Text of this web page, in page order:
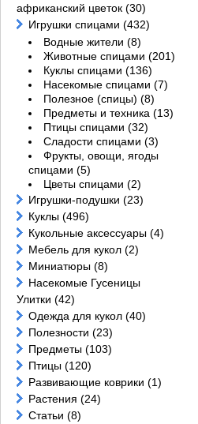
африканский цветок (30)
Игрушки спицами (432)
Водные жители (8)
Животные спицами (201)
Куклы спицами (136)
Насекомые спицами (7)
Полезное (спицы) (8)
Предметы и техника (13)
Птицы спицами (32)
Сладости спицами (3)
Фрукты, овощи, ягоды
спицами (5)
Цветы спицами (2)
Игрушки-подушки (23)
Куклы (496)
Кукольные аксессуары (4)
Мебель для кукол (2)
Миниатюры (8)
Насекомые Гусеницы
Улитки (42)
Одежда для кукол (40)
Полезности (23)
Предметы (103)
Птицы (120)
Развивающие коврики (1)
Растения (24)
Статьи (8)